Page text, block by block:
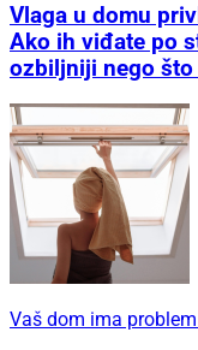
Vlaga u domu
Ako ih viđate po
ozbiljniji nego što
Vaš dom ima